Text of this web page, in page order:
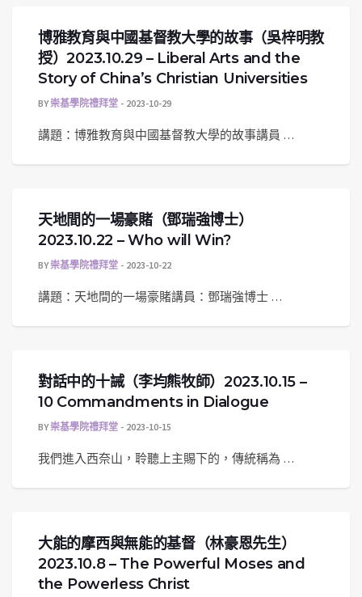
博雅教育與中國基督教大學的故事（吳梓明教
授）2023.10.29 – Liberal Arts and the
Story of China’s Christian Universities
BY崇基學院禮拜堂 2023-10-29
講題：博雅教育與中國基督教大學的故事講員 …
天地間的一場豪賭（鄧瑞強博士）
2023.10.22 – Who will Win?
BY崇基學院禮拜堂 2023-10-22
講題：天地間的一場豪賭講員：鄧瑞強博士 …
對話中的十誡（李均熊牧師）2023.10.15 –
10 Commandments in Dialogue
BY崇基學院禮拜堂 2023-10-15
我們進入西奈山，聆聽上主賜下的，傳統稱為 …
大能的摩西與無能的基督（林豪恩先生）
2023.10.8 – The Powerful Moses and
the Powerless Christ